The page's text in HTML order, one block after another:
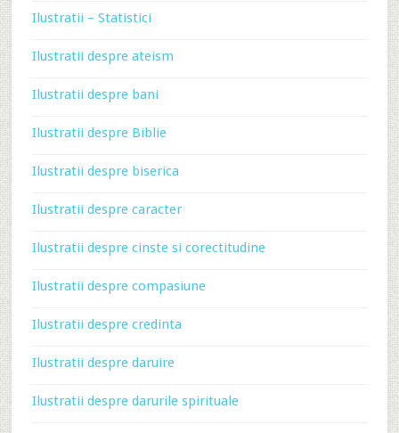
Ilustratii – Statistici
Ilustratii despre ateism
Ilustratii despre bani
Ilustratii despre Biblie
Ilustratii despre biserica
Ilustratii despre caracter
Ilustratii despre cinste si corectitudine
Ilustratii despre compasiune
Ilustratii despre credinta
Ilustratii despre daruire
Ilustratii despre darurile spirituale